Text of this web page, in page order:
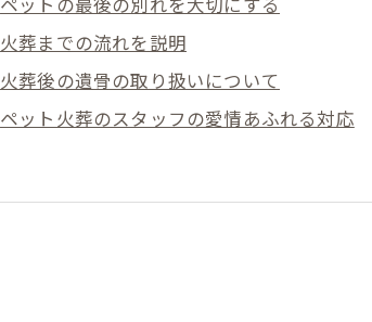
火葬までの流れを説明
火葬後の遺骨の取り扱いについて
ペット火葬のスタッフの愛情あふれる対応